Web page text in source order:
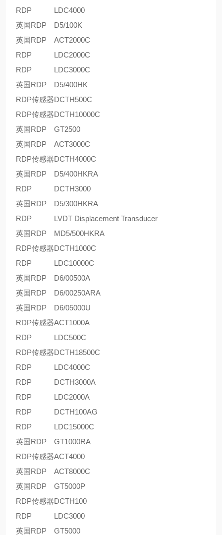
RDP
LDC4000
英国RDP
D5/100K
英国RDP
ACT2000C
RDP
LDC2000C
RDP
LDC3000C
英国RDP
D5/400HK
RDP传感器DCTH500C
RDP传感器DCTH10000C
英国RDP
GT2500
英国RDP
ACT3000C
RDP传感器DCTH4000C
英国RDP
D5/400HKRA
RDP
DCTH3000
英国RDP
D5/300HKRA
RDP
LVDT Displacement Transducer
英国RDP
MD5/500HKRA
RDP传感器DCTH1000C
RDP
LDC10000C
英国RDP
D6/00500A
英国RDP
D6/00250ARA
英国RDP
D6/05000U
RDP传感器ACT1000A
RDP
LDC500C
RDP传感器DCTH18500C
RDP
LDC4000C
RDP
DCTH3000A
RDP
LDC2000A
RDP
DCTH100AG
RDP
LDC15000C
英国RDP
GT1000RA
RDP传感器ACT4000
英国RDP
ACT8000C
英国RDP
GT5000P
RDP传感器DCTH100
RDP
LDC3000
英国RDP
GT5000